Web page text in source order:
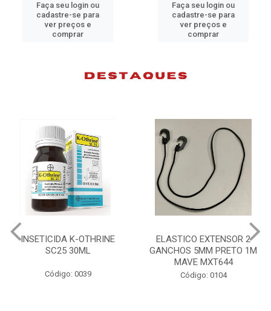
Faça seu login ou
cadastre-se para
ver preços e
comprar
Faça seu login ou
cadastre-se para
ver preços e
comprar
INSETICIDA K-OTHRINE
SC25 30ML
Código: 0039
ELASTICO EXTENSOR 2
GANCHOS 5MM PRETO 1M
MAVE MXT644
Código: 0104